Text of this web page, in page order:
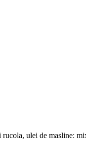
ulei de masline: